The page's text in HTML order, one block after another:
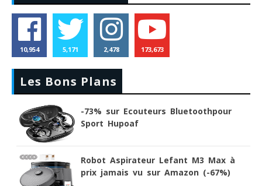
10,954 5,171 2,478 173,673
Les Bons Plans
-73% sur Ecouteurs Bluetoothpour
Sport Hupoaf
Robot Aspirateur Lefant M3 Max à
prix jamais vu sur Amazon (-67%)